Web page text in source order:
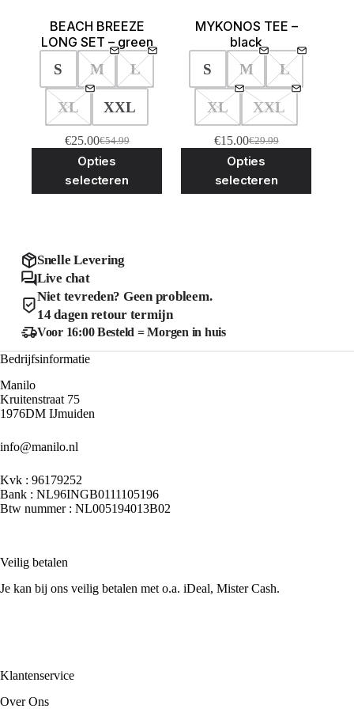
BEACH BREEZE
LONG SET – green
S M L
XL XXL
€54.99
Oorspronkelijke
prijs
was:
€25.00Huidige
prijs
is:
Opties
selecteren
meerdere
op
de
productpagina
MYKONOS TEE –
black
S M L
XL XXL
€29.99
Oorspronkelijke
prijs
was:
€15.00Huidige
prijs
is:
Opties
selecteren
Snelle Levering
Live chat
Niet tevreden? Geen probleem.
14 dagen retour termijn
Voor 16:00 Besteld = Morgen in huis
Bedrijfsinformatie
Manilo
Kruitenstraat 75
1976DM IJmuiden
info@manilo.nl
Kvk : 96179252
Bank : NL96INGB0111105196
Btw nummer : NL005194013B02
Veilig betalen
Je kan bij ons veilig betalen met o.a. iDeal, Mister Cash.
Klantenservice
Over Ons